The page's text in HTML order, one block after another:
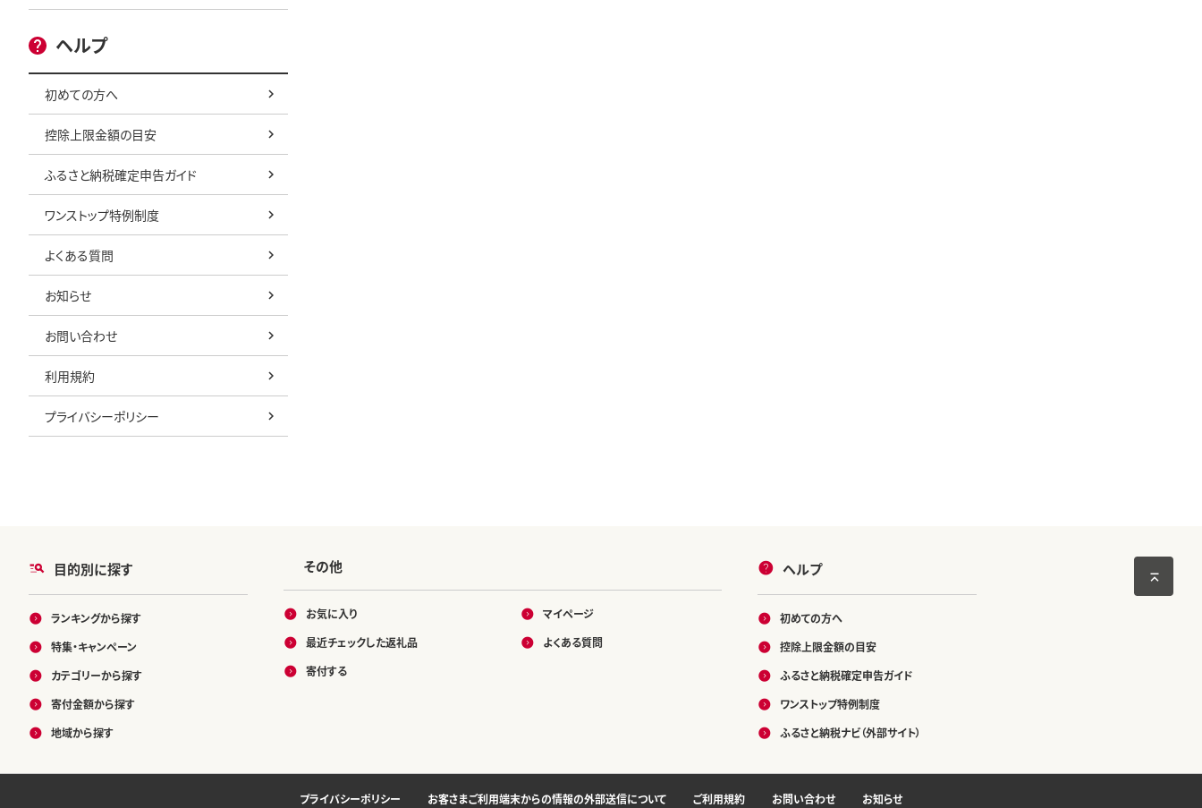
ヘルプ
初めての方へ
控除上限金額の目安
ふるさと納税確定申告ガイド
ワンストップ特例制度
よくある質問
お知らせ
お問い合わせ
利用規約
プライバシーポリシー
目的別に探す
ランキングから探す
特集・キャンペーン
カテゴリーから探す
寄付金額から探す
地域から探す
その他
お気に入り
最近チェックした返礼品
寄付する
マイページ
よくある質問
ヘルプ
初めての方へ
控除上限金額の目安
ふるさと納税確定申告ガイド
ワンストップ特例制度
ふるさと納税ナビ（外部サイト）
プライバシーポリシー お客さまご利用端末からの情報の外部送信について ご利用規約 お問い合わせ お知らせ